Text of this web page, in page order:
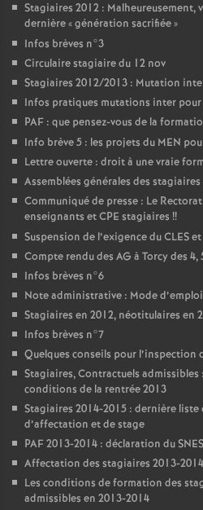
Stagiaires 2012 : Malheureusement,
dernière «génération sacrifiée»
Infos brèves n°3
Circulaire stagiaire du 12 nov
Stagiaires 2012/2013 : Mutation
Infos pratiques mutations inter pour
PAF : que pensez-vous de la
Info brève 5 : les projets du MEN
Lettre ouverte : droit à une vraie
Assemblées générales des
Communiqué de presse : Le
enseignants etCPE stagiaires !!
Suspension de l’exigence duCLES
Compte rendu des AG à Torcy des
Infos brèves n°6
Note administrative : Mode
Stagiaires en 2012, néotitulaires en
Infos brèves n°7
Quelques conseils pour
Stagiaires, Contractuels
conditions de la rentrée 2013
Stagiaires 2014-2015 : dernière
d’affectation et de stage
PAF2013-2014 : déclaration duSNES
Affectation des stagiaires 2013-
Les conditions de formation des
admissibles en 2013-2014